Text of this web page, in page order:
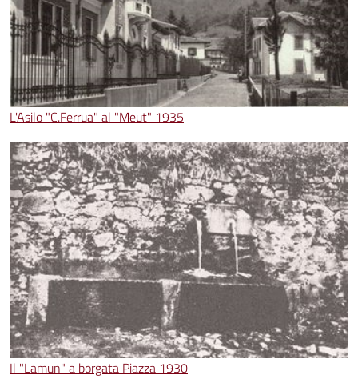
L'Asilo "C.Ferrua" al "Meut" 1935
Il "Lamun" a borgata Piazza 1930